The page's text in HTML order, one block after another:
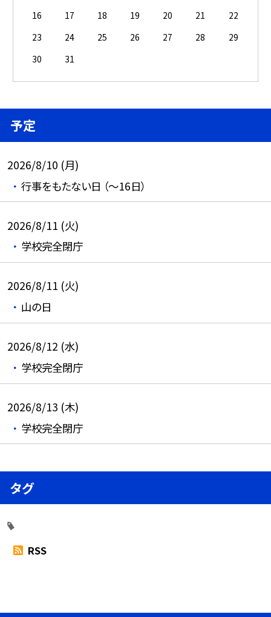
16
17 18 19 20 21
22
23
24 25 26 27 28
29
30
31
予定
2026/8/10 (月)
行事をもたない日 （～16日）
2026/8/11 (火)
学校完全閉庁
2026/8/11 (火)
山の日
2026/8/12 (水)
学校完全閉庁
2026/8/13 (木)
学校完全閉庁
タグ
RSS